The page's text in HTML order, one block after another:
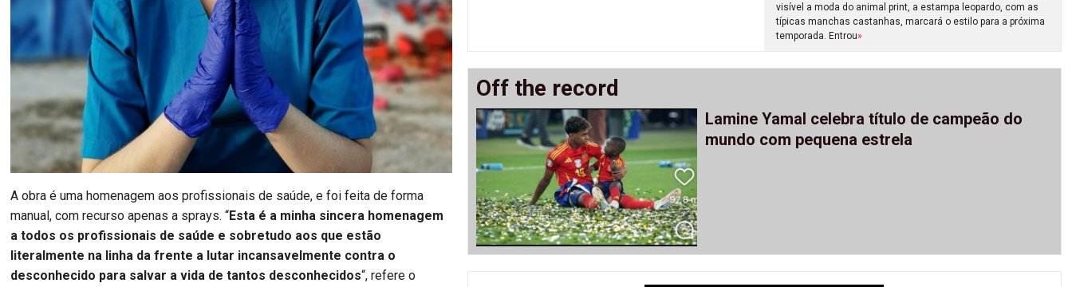
A obra é uma homenagem aos profissionais de saúde, e foi feita de forma
manual, com recurso apenas a sprays. “Esta é a minha sincera homenagem
a todos os profissionais de saúde e sobretudo aos que estão
literalmente na linha da frente a lutar incansavelmente contra o
desconhecido para salvar a vida de tantos desconhecidos“, refere o
visível a moda do animal print, a estampa leopardo, com as
típicas manchas castanhas, marcará o estilo para a próxima
temporada. Entrou»
Off the record
Lamine Yamal celebra título de campeão do
mundo com pequena estrela